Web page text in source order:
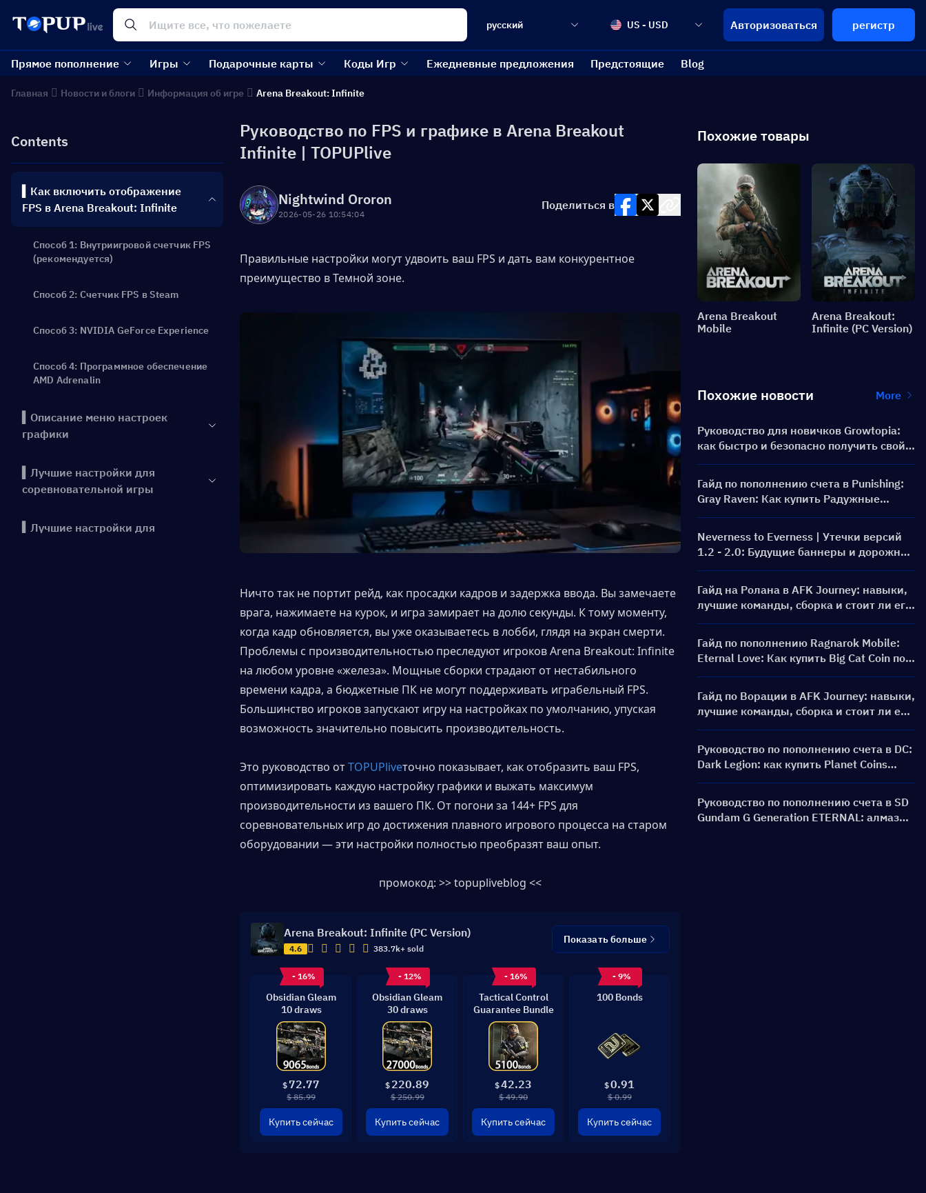
русский US - USD Авторизоваться регистр
Прямое пополнение Игры Подарочные карты Коды Игр Ежедневные предложения Предстоящие Blog
Главная Новости и блоги Информация об игре Arena Breakout: Infinite
Contents
▍Как включить отображение
FPS в Arena Breakout: Infinite
Способ 1: Внутриигровой счетчик FPS
(рекомендуется)
Способ 2: Счетчик FPS в Steam
Способ 3: NVIDIA GeForce Experience
Способ 4: Программное обеспечение
AMD Adrenalin
▍Описание меню настроек
графики
▍Лучшие настройки для
соревновательной игры
▍Лучшие настройки для
Руководство по FPS и графике в Arena Breakout
Infinite | TOPUPlive
Nightwind Ororon
2026-05-26 10:54:04
Поделиться в
Правильные настройки могут удвоить ваш FPS и дать вам конкурентное
преимущество в Темной зоне.
Ничто так не портит рейд, как просадки кадров и задержка ввода. Вы замечаете
врага, нажимаете на курок, и игра замирает на долю секунды. К тому моменту,
когда кадр обновляется, вы уже оказываетесь в лобби, глядя на экран смерти.
Проблемы с производительностью преследуют игроков Arena Breakout: Infinite
на любом уровне «железа». Мощные сборки страдают от нестабильного
времени кадра, а бюджетные ПК не могут поддерживать играбельный FPS.
Большинство игроков запускают игру на настройках по умолчанию, упуская
возможность значительно повысить производительность.
Это руководство от TOPUPliveточно показывает, как отобразить ваш FPS,
оптимизировать каждую настройку графики и выжать максимум
производительности из вашего ПК. От погони за 144+ FPS для
соревновательных игр до достижения плавного игрового процесса на старом
оборудовании — эти настройки полностью преобразят ваш опыт.
промокод: >> topupliveblog <<
Arena Breakout: Infinite (PC Version)
4.6 383.7k+ sold
Показать больше
- 16%
Obsidian Gleam
10 draws
$ 72.77
$ 85.99
Купить сейчас
- 12%
Obsidian Gleam
30 draws
$ 220.89
$ 250.99
Купить сейчас
- 16%
Tactical Control
Guarantee Bundle
$42.23
$ 49.90
Купить сейчас
- 9%
100 Bonds
$0.91
$ 0.99
Купить сейчас
Похожие товары
Arena Breakout
Mobile
Arena Breakout:
Infinite (PC Version)
Похожие новости More
Руководство для новичков Growtopia:
как быстро и безопасно получить свой
первый World Lock
Гайд по пополнению счета в Punishing:
Gray Raven: Как купить Радужные
карты по выгодной цене?
Neverness to Everness | Утечки версий
1.2 - 2.0: Будущие баннеры и дорожная
карта!
Гайд на Ролана в AFK Journey: навыки,
лучшие команды, сборка и стоит ли его
призывать?
Гайд по пополнению Ragnarok Mobile:
Eternal Love: Как купить Big Cat Coin по
более выгодной цене?
Гайд по Ворации в AFK Journey: навыки,
лучшие команды, сборка и стоит ли её
призывать?
Руководство по пополнению счета в DC:
Dark Legion: как купить Planet Coins
дешевле и безопаснее
Руководство по пополнению счета в SD
Gundam G Generation ETERNAL: алмазы,